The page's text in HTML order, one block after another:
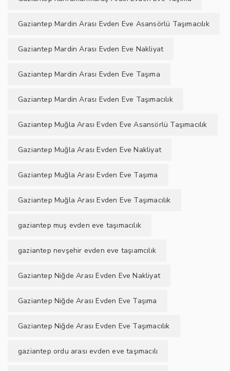
Gaziantep Mardin Arası Evden Eve Asansörlü Taşımacılık
Gaziantep Mardin Arası Evden Eve Nakliyat
Gaziantep Mardin Arası Evden Eve Taşıma
Gaziantep Mardin Arası Evden Eve Taşımacılık
Gaziantep Muğla Arası Evden Eve Asansörlü Taşımacılık
Gaziantep Muğla Arası Evden Eve Nakliyat
Gaziantep Muğla Arası Evden Eve Taşıma
Gaziantep Muğla Arası Evden Eve Taşımacılık
gaziantep muş evden eve taşımacılık
gaziantep nevşehir evden eve taşıamcılık
Gaziantep Niğde Arası Evden Eve Nakliyat
Gaziantep Niğde Arası Evden Eve Taşıma
Gaziantep Niğde Arası Evden Eve Taşımacılık
gaziantep ordu arası evden eve taşımacılı